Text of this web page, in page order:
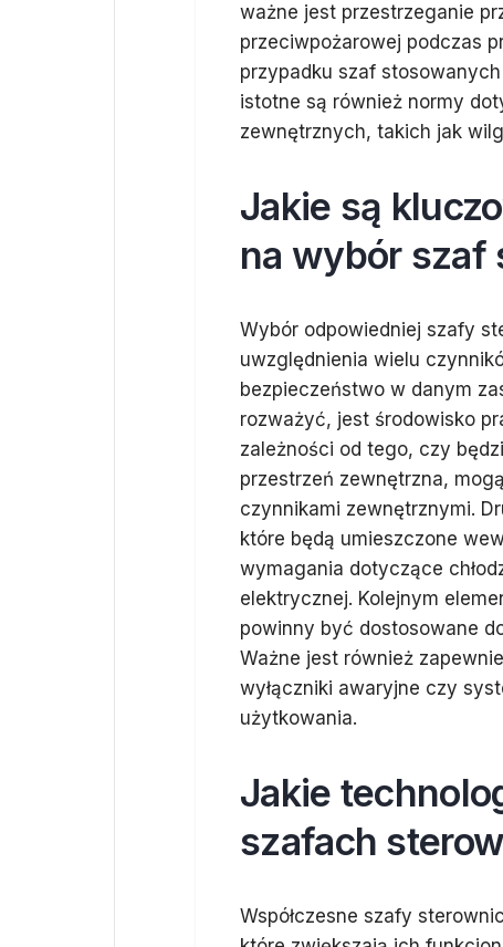
ważne jest przestrzeganie
przeciwpożarowej podczas
przypadku szaf
istotne są również normy
zewnętrznych, takich jak
Jakie są
na wybór szaf
Wybór odpowiedniej szafy
uwzględnienia wielu
bezpieczeństwo w danym
rozważyć, jest środowisko
zależności od tego, czy
przestrzeń zewnętrzna,
czynnikami zewnętrznymi.
które będą umieszczone
wymagania dotyczące
elektrycznej. Kolejnym
powinny być dostosowane
Ważne jest również
wyłączniki awaryjne czy
użytkowania.
Jakie
szafach
Współczesne szafy